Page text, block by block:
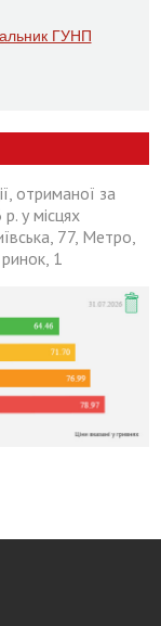
ГУНП
отриманої за
у місцях
77, Метро,
1